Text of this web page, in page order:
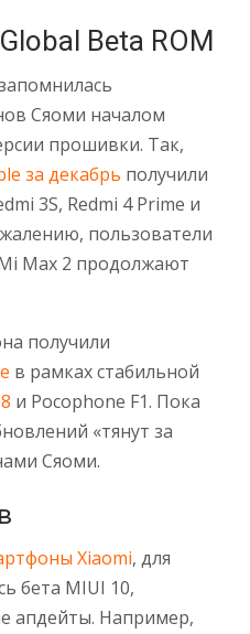
Beta ROM
Сяоми началом
прошивки. Так,
за декабрь получили
3S, Redmi 4 Prime и
пользователи
Max 2 продолжают
получили
в рамках стабильной
и Pocophone F1. Пока
«тянут за
Сяоми.
Xiaomi, для
бета MIUI 10,
апдейты. Например,